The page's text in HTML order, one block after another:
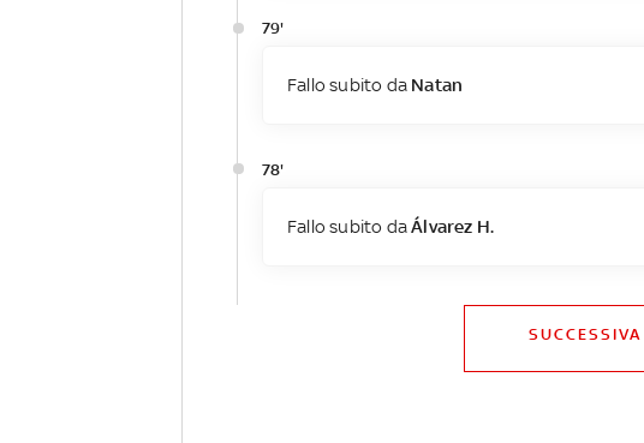
79'
Fallo subito da Natan
78'
Fallo subito daÁlvarez H.
SUCCESSIVA